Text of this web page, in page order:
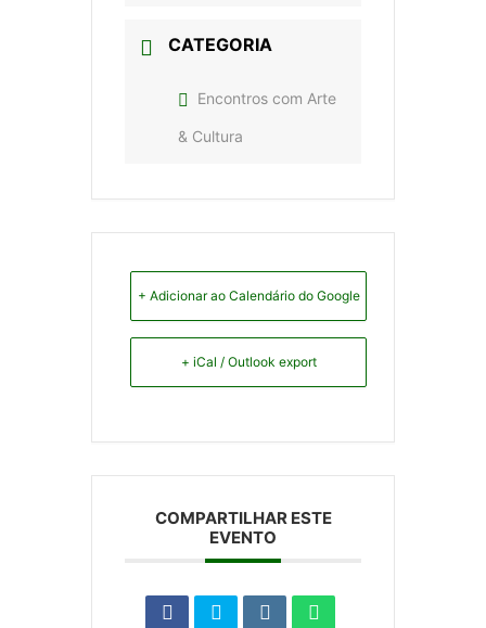
CATEGORIA
Encontros com Arte
& Cultura
+ Adicionar ao Calendário do Google
+ iCal / Outlook export
COMPARTILHAR ESTE
EVENTO